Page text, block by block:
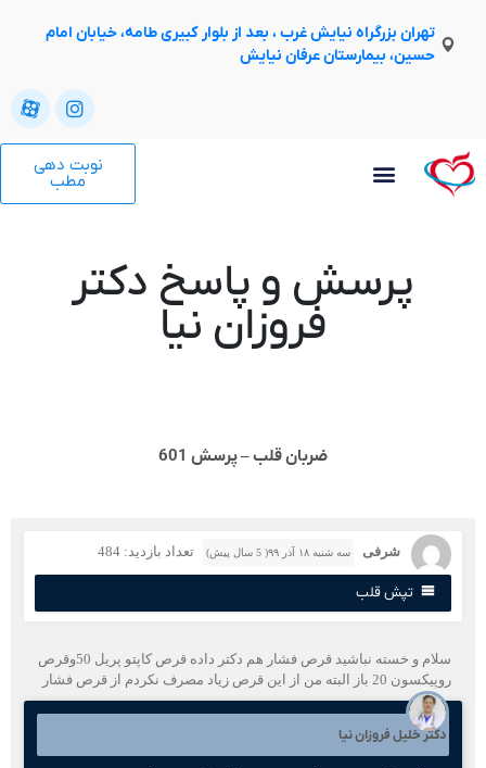
تهران بزرگراه نیایش غرب ، بعد از بلوار کبیری طامه، خیابان امام
حسین، بیمارستان عرفان نیایش
نوبت دهی
پرسش و پاسخ دکتر
فروزان نیا
ضربان قلب – پرسش 601
شرفی سه شنبه ۱۸ آذر ۹۹( 5 سال پیش) تعداد بازدید: 484
تپش قلب
سلام و خسته نباشید قرص فشار هم دکتر داده قرص کاپتو پریل 50وقرص
20 باز البته من از این قرص زیاد مصرف نکردم از قرص فشار
دکتر خلیل فروزان نیا